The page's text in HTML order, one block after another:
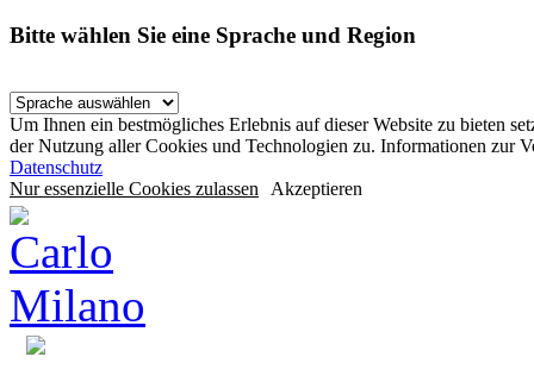
Bitte wählen Sie eine Sprache und Region
Um Ihnen ein bestmögliches Erlebnis auf dieser Website zu bieten
der Nutzung aller Cookies und Technologien zu. Informationen zur
Datenschutz
Nur essenzielle Cookies zulassen Akzeptieren